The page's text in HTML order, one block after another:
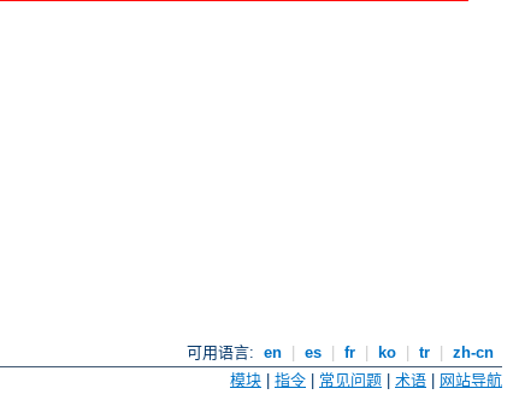
可用语言: en es fr ko tr
zh-cn
模块 | 指令 | 常见问题 | 术语 | 网站导航